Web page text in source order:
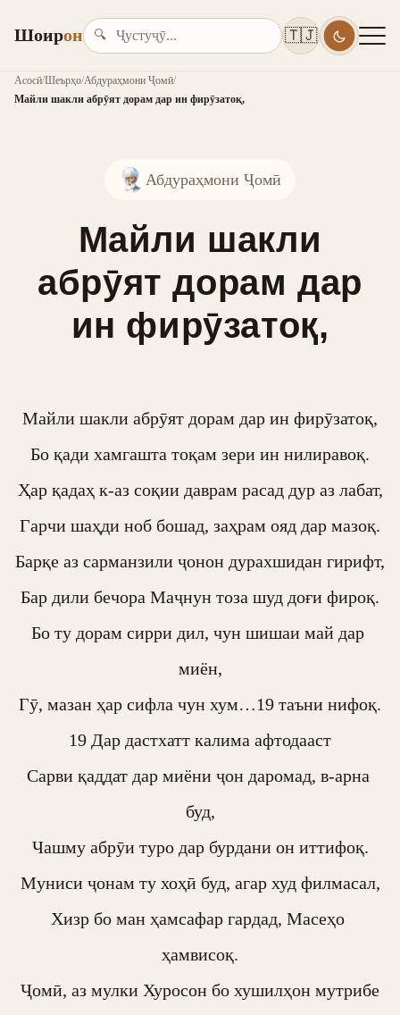
Шоирон 🔍 🇹🇯
Асосӣ/Шеърҳо/Абдураҳмони Ҷомӣ/
Майли шакли абрӯят дорам дар ин фирӯзатоқ,
Абдураҳмони Ҷомӣ
Майли шакли
абрӯят дорам дар
ин фирӯзатоқ,
Майли шакли абрӯят дорам дар ин фирӯзатоқ,
Бо қади хамгашта тоқам зери ин нилиравоқ.
Ҳар қадаҳ к-аз соқии даврам расад дур аз лабат,
Гарчи шаҳди ноб бошад, заҳрам ояд дар мазоқ.
Барқе аз сарманзили ҷонон дурахшидан гирифт,
Бар дили бечора Маҷнун тоза шуд доғи фироқ.
Бо ту дорам сирри дил, чун шишаи май дар
миён,
Гӯ, мазан ҳар сифла чун хум…19 таъни нифоқ.
19 Дар дастхатт калима афтодааст
Сарви қаддат дар миёни ҷон даромад, в-арна
буд,
Чашму абрӯи туро дар бурдани он иттифоқ.
Муниси ҷонам ту хоҳӣ буд, агар худ филмасал,
Хизр бо ман ҳамсафар гардад, Масеҳо
ҳамвисоқ.
Ҷомӣ, аз мулки Хуросон бо хушилҳон мутрибе